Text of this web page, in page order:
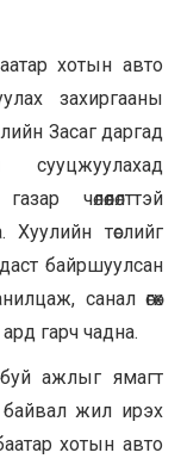
хотын авто
захиргааны
Засаг даргад
чөлөөлөлттэй
Хуулийн төслийг
байршуулсан
санал өгөх
гарч чадна.
буй ажлыг ямагт
байвал жил ирэх
хотын авто